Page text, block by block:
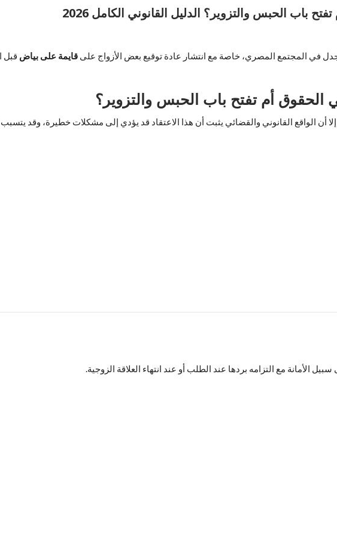
الحبس والتزوير؟ الدليل القانوني الكامل 2026
في المجتمع المصري، خاصة مع انتشار عادة توقيع بعض الأزواج على قايمة على بياض قبل
أم تفتح باب الحبس والتزوير؟
الواقع القانوني والقضائي يثبت أن هذا الاعتقاد قد يؤدي إلى مشكلات خطيرة، وقد يتسبب
مع التزامه بردها عند الطلب أو عند انتهاء العلاقة الزوجية.